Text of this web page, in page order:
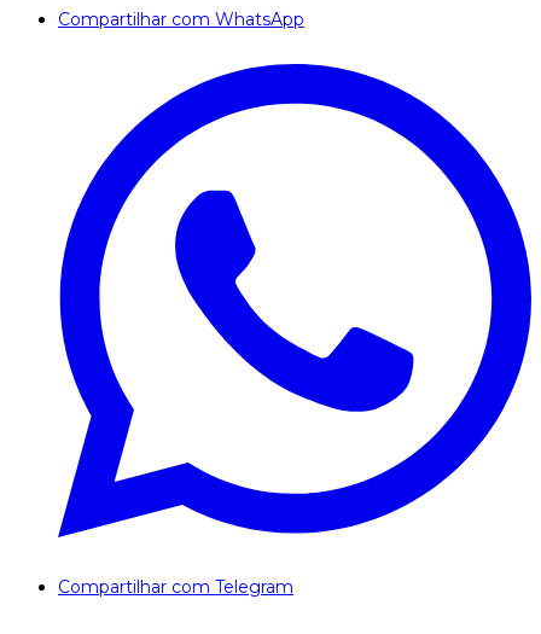
Compartilhar com WhatsApp
Compartilhar com Telegram